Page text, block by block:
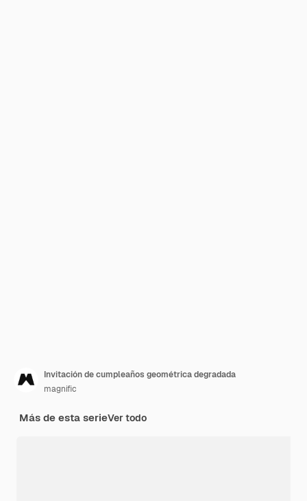
Invitación de cumpleaños geométrica degradada
magnific
Más de esta serieVer todo